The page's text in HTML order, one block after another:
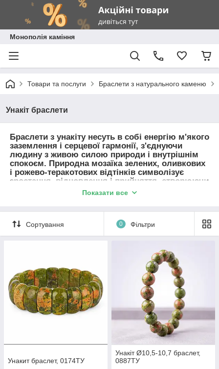
Монополія каміння
Товари та послуги Браслети з натурального каменю
Унакіт браслети
Браслети з унакіту несуть в собі енергію м'якого
заземлення і серцевої гармонії, з'єднуючи
людину з живою силою природи і внутрішнім
спокоєм. Природна мозаїка зелених, оливкових
і рожево-теракотових відтінків символізує
зростання, відновлення і прийняття, створюючи
відчуття стійкості і захисту. В езотеричному
стають енергетичним оберегом повсякденної
підтримки, наповнюючи простір навколо
Показати все
Сортування 0 Фільтри
Унакит браслет, 0174ТУ
Унакіт Ø10,5-10,7 браслет,
0887ТУ